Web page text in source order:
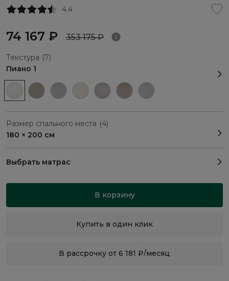
4.4
74 167 ₽ 353 175 ₽
Текстура (7)
Пиано 1
Размер спального места (4)
180 × 200 см
Выбрать матрас
В корзину
Купить в один клик
В рассрочку от 6 181 ₽/месяц